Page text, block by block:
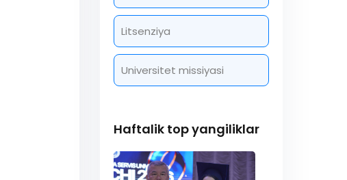
Litsenziya
Universitet missiyasi
Haftalik top yangiliklar